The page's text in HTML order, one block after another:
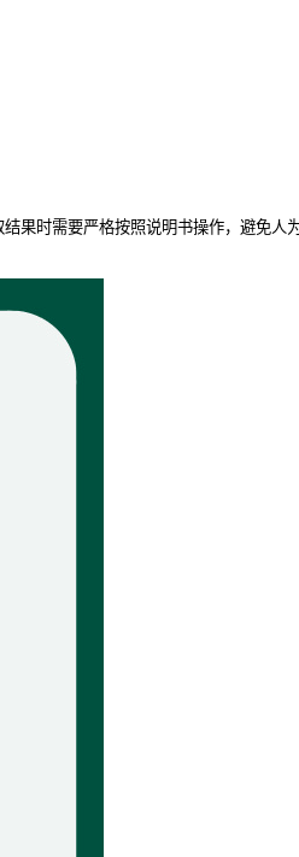
果时需要严格按照说明书操作，避免人